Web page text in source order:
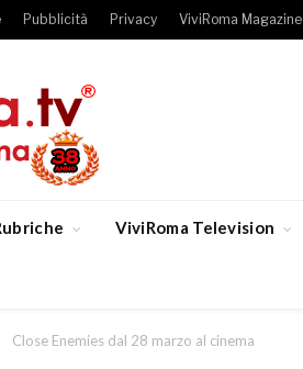
Pubblicità Privacy ViviRoma Magazine
ViviRoma Television
Close Enemies dal 28 marzo al cinema